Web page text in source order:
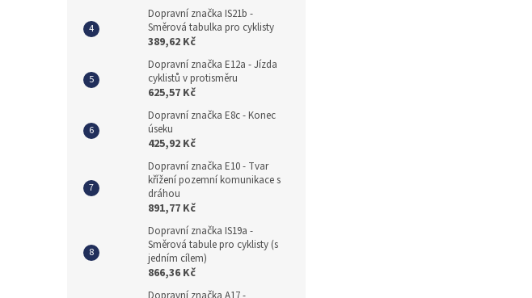
Dopravní značka IS21b -
Směrová tabulka pro cyklisty
389,62 Kč
Dopravní značka E12a - Jízda
cyklistů v protisměru
625,57 Kč
Dopravní značka E8c - Konec
úseku
425,92 Kč
Dopravní značka E10 - Tvar
křížení pozemní komunikace s
dráhou
891,77 Kč
Dopravní značka IS19a -
Směrová tabule pro cyklisty (s
jedním cílem)
866,36 Kč